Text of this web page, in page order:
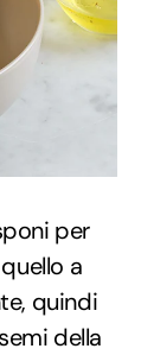
per
a
quindi
della